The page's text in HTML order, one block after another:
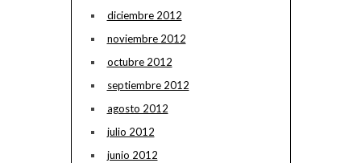
diciembre 2012
noviembre 2012
octubre 2012
septiembre 2012
agosto 2012
julio 2012
junio 2012